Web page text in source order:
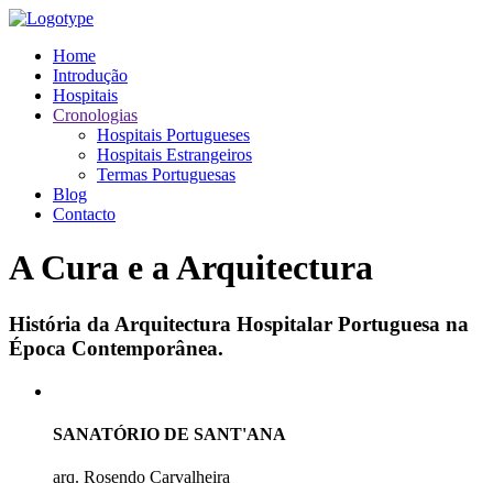
Home
Introdução
Hospitais
Cronologias
Hospitais Portugueses
Hospitais Estrangeiros
Termas Portuguesas
Blog
Contacto
A Cura e a Arquitectura
História da Arquitectura Hospitalar Portuguesa na
Época Contemporânea.
SANATÓRIO DE SANT'ANA
arq. Rosendo Carvalheira